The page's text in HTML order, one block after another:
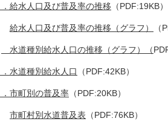
給水人口及び普及率の推移 （PDF:19KB）
給水人口及び普及率の推移（グラフ） （
水道種別給水人口の推移（グラフ）（
水道種別給水人口 （PDF:42KB）
市町別の普及率 （PDF:20KB）
市町村別水道普及表 （PDF:76KB）